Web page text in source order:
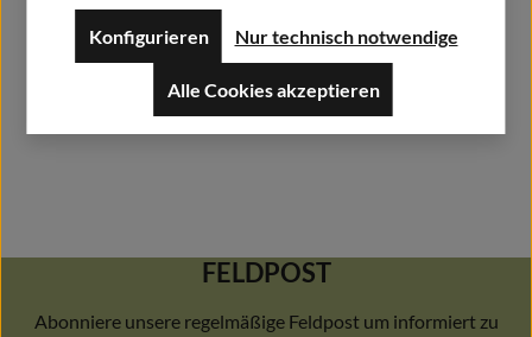
FELDPOST
Abonniere unsere regelmäßige Feldpost um informiert zu
Nur technisch notwendige
Konfigurieren
Alle Cookies akzeptieren